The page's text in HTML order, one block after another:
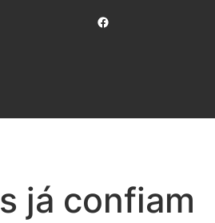
Facebook
já confiam